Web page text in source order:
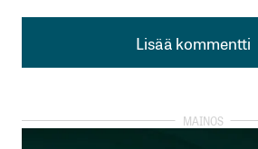
Lisää kommentti
Lisää kommentti